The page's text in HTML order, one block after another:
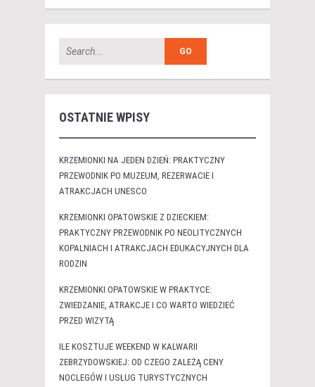
OSTATNIE WPISY
KRZEMIONKI NA JEDEN DZIEŃ: PRAKTYCZNY
PRZEWODNIK PO MUZEUM, REZERWACIE I
ATRAKCJACH UNESCO
KRZEMIONKI OPATOWSKIE Z DZIECKIEM:
PRAKTYCZNY PRZEWODNIK PO NEOLITYCZNYCH
KOPALNIACH I ATRAKCJACH EDUKACYJNYCH DLA
RODZIN
KRZEMIONKI OPATOWSKIE W PRAKTYCE:
ZWIEDZANIE, ATRAKCJE I CO WARTO WIEDZIEĆ
PRZED WIZYTĄ
ILE KOSZTUJE WEEKEND W KALWARII
ZEBRZYDOWSKIEJ: OD CZEGO ZALEŻĄ CENY
NOCLEGÓW I USŁUG TURYSTYCZNYCH